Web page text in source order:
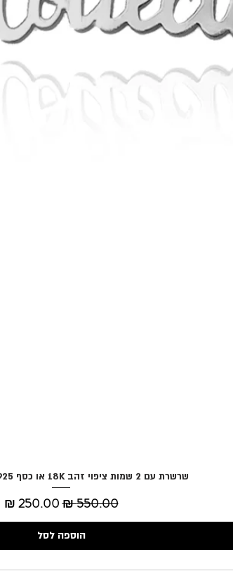
תצוגה מהירה שרשרת עם 2 שמות ציפוי זהב 18K או כסף 0.925 בעיצוב אישי
מחיר רגיל‏550.00 ‏₪ מחיר מבצע
הוספה לסל